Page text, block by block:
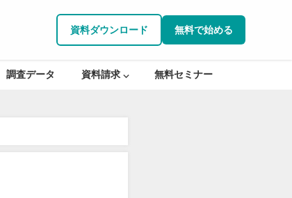
資料ダウンロード 無料で始める
調査データ 資料請求 ⌵ 無料セミナー